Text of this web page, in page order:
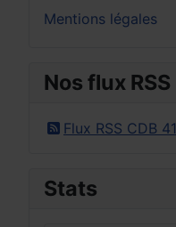
Mentions légales
Nos flux RSS
Flux RSS CDB 41
Stats